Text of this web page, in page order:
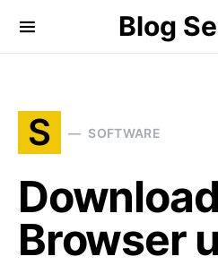
Blog
S SOFTWARE
Browser